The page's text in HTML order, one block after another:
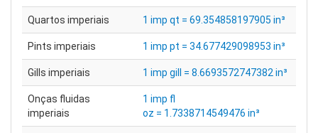
Quartos imperiais 1 imp qt = 69.354858197905 in³
Pints imperiais 1 imp pt = 34.677429098953 in³
Gills imperiais 1 imp gill = 8.6693572747382 in³
Onças fluidas
imperiais
1 imp fl
oz = 1.7338714549476 in³